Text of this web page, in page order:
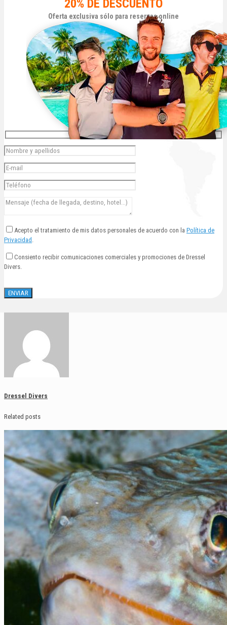
20% DE DESCUENTO
Oferta exclusiva sólo para reservas online
Acepto el tratamiento de mis datos personales de acuerdo con la Política de
Privacidad .
Consiento recibir comunicaciones comerciales y promociones de Dressel
Divers.
Dressel Divers
Related posts